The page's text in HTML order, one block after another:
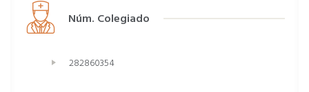
Núm. Colegiado
282860354